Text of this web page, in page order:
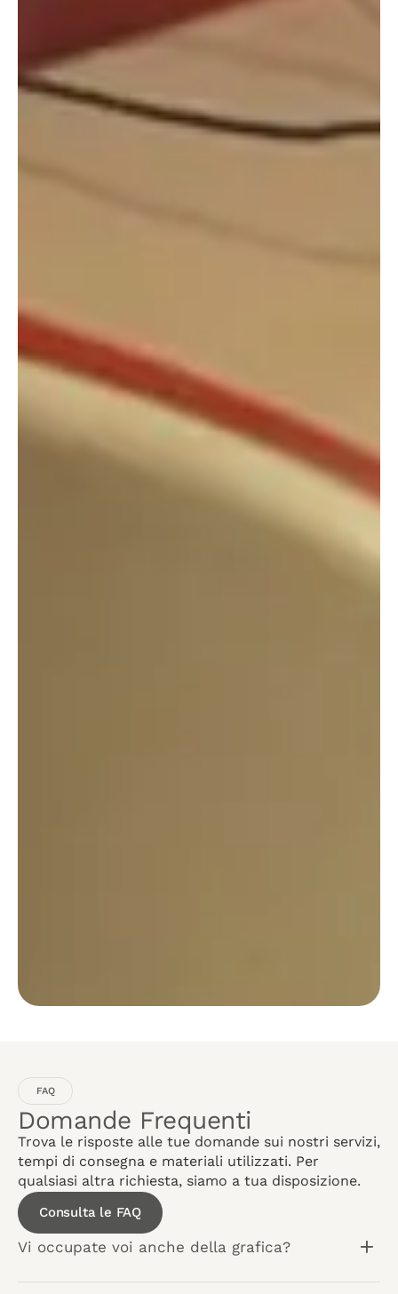
FAQ
Domande Frequenti
Trova le risposte alle tue domande sui nostri servizi,
tempi di consegna e materiali utilizzati. Per
qualsiasi altra richiesta, siamo a tua disposizione.
Consulta le FAQ
Vi occupate voi anche della grafica?